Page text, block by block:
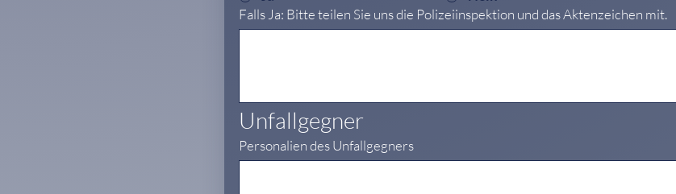
Falls Ja: Bitte teilen Sie uns die Polizeiinspektion und das Aktenzeichen mit.
Unfallgegner
Personalien des Unfallgegners